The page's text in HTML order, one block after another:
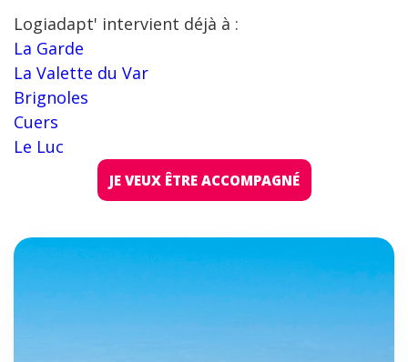
Logiadapt' intervient déjà à :
La Garde
La Valette du Var
Brignoles
Cuers
Le Luc
JE VEUX ÊTRE ACCOMPAGNÉ